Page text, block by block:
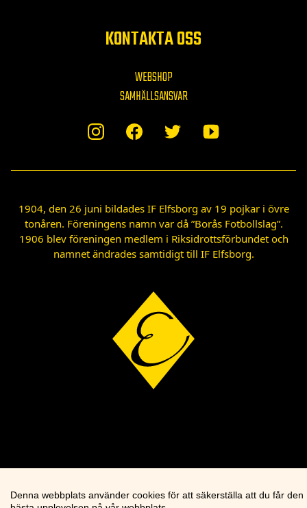
KONTAKTA OSS
WEBSHOP
SAMHÄLLSANSVAR
1904, den 26 juni bildades IF Elfsborg av 19 pojkar i övre
tonåren. Föreningens namn var då ”Borås Fotbollslag”.
1906 blev föreningen medlem i Riksidrottsförbundet och
namnet ändrades samtidigt till IF Elfsborg.
Denna webbplats använder cookies för att säkerställa att du får den